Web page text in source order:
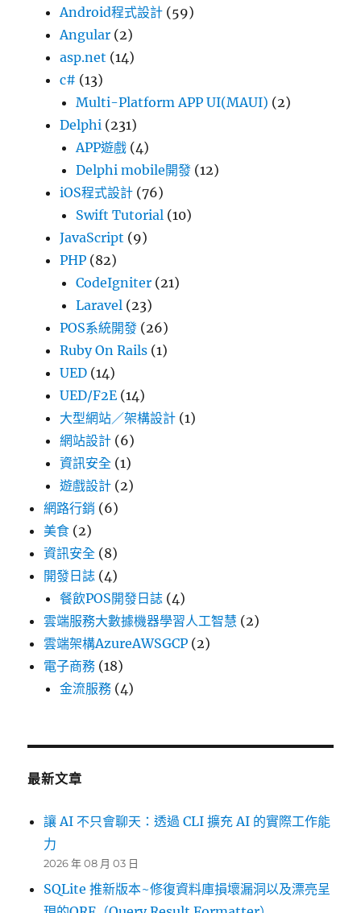
Android程式設計 (59)
Angular (2)
asp.net (14)
c# (13)
Multi-Platform APP UI(MAUI) (2)
Delphi (231)
APP遊戲 (4)
Delphi mobile開發 (12)
iOS程式設計 (76)
Swift Tutorial (10)
JavaScript (9)
PHP (82)
CodeIgniter (21)
Laravel (23)
POS系統開發 (26)
Ruby On Rails (1)
UED (14)
UED/F2E (14)
大型網站／架構設計 (1)
網站設計 (6)
資訊安全 (1)
遊戲設計 (2)
網路行銷 (6)
美食 (2)
資訊安全 (8)
開發日誌 (4)
餐飲POS開發日誌 (4)
雲端服務大數據機器學習人工智慧 (2)
雲端架構AzureAWSGCP (2)
電子商務 (18)
金流服務 (4)
最新文章
讓 AI 不只會聊天：透過 CLI 擴充 AI 的實際工作能
力
2026 年 08 月 03 日
SQLite 推新版本~修復資料庫損壞漏洞以及漂亮呈